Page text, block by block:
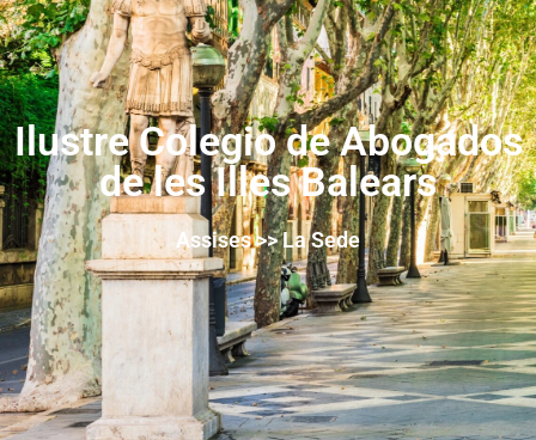
Ilustre Colegio de Abogados
de les Illes Balears
Assises >> La Sede